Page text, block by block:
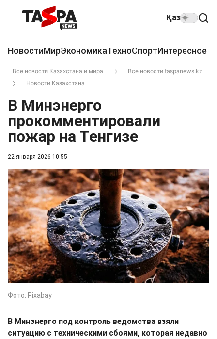
Қаз
НовостиМирЭкономикаТехноСпортИнтересное
Все новости Казахстана и мира
Все новости taspanews.kz
Новости Казахстана
22 января 2026 10:55
В Минэнерго
прокомментировали
пожар на Тенгизе
Фото: Pixabay
В Минэнерго под контроль ведомства взяли
ситуацию с техническими сбоями, которая недавно